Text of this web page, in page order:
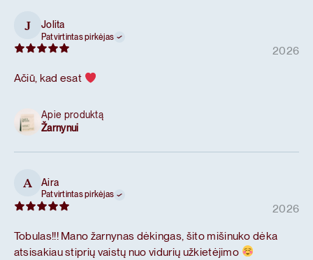
J Jolita
Patvirtintas pirkėjas
2026
Ačiū, kad esat
Apie produktą
Žarnynui
A Aira
Patvirtintas pirkėjas
2026
Tobulas!!! Mano žarnynas dėkingas, šito mišinuko dėka
atsisakiau stiprių vaistų nuo vidurių užkietėjimo